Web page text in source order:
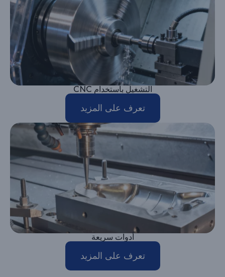
التشغيل باستخدام CNC
تعرف على المزيد
أدوات سريعة
تعرف على المزيد